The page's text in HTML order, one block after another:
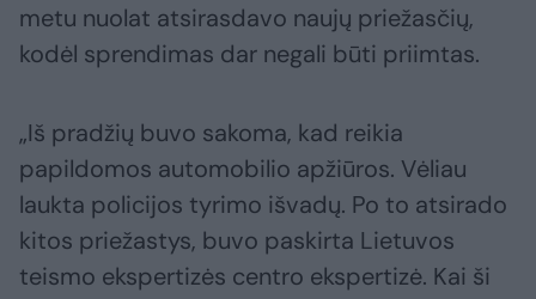
metu nuolat atsirasdavo naujų priežasčių,
kodėl sprendimas dar negali būti priimtas.
„Iš pradžių buvo sakoma, kad reikia
papildomos automobilio apžiūros. Vėliau
laukta policijos tyrimo išvadų. Po to atsirado
kitos priežastys, buvo paskirta Lietuvos
teismo ekspertizės centro ekspertizė. Kai ši